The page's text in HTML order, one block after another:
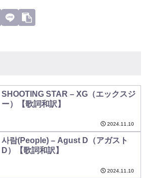
SHOOTING STAR – XG（エックスジ
ー）【歌詞和訳】
2024.11.10
사람(People) – Agust D（アガスト
D）【歌詞和訳】
2024.11.10